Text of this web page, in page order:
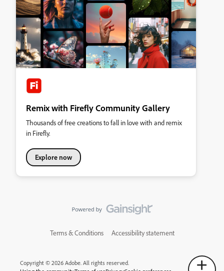
Remix with Firefly Community Gallery
Thousands of free creations to fall in love with and remix
in Firefly.
Explore now
Terms & Conditions Accessibility statement
Copyright © 2026 Adobe. All rights reserved.